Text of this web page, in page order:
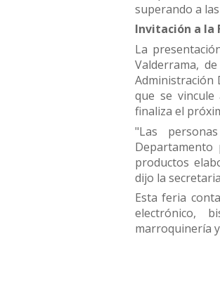
superando a
Invitación a la
La
Valderrama,
Administración
que se
finaliza el
"Las
productos
dijo la
Esta feria
electrónico,
marroquinería